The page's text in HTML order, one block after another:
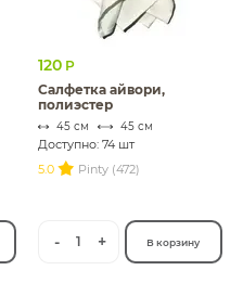
120 Р
Салфетка айвори,
полиэстер
45 см 45 см
Доступно: 74 шт
5.0
Pinty (472)
- 1 + В корзину